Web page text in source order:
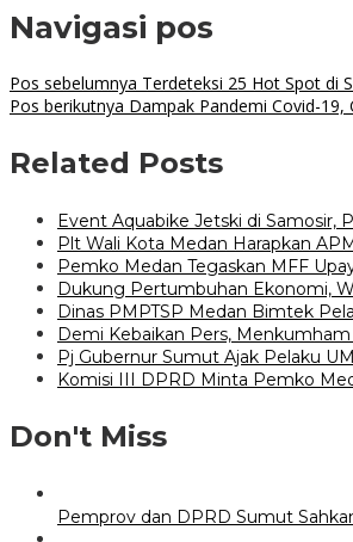
Navigasi pos
Pos sebelumnya Terdeteksi 25 Hot Spot di
Pos berikutnya Dampak Pandemi Covid-
Related Posts
Event Aquabike Jetski di Samosir,
Plt Wali Kota Medan Harapkan
Pemko Medan Tegaskan MFF
Dukung Pertumbuhan Ekonomi,
Dinas PMPTSP Medan Bimtek
Demi Kebaikan Pers,
Pj Gubernur Sumut Ajak Pelaku
Komisi III DPRD Minta Pemko
Don't Miss
Pemprov dan DPRD Sumut